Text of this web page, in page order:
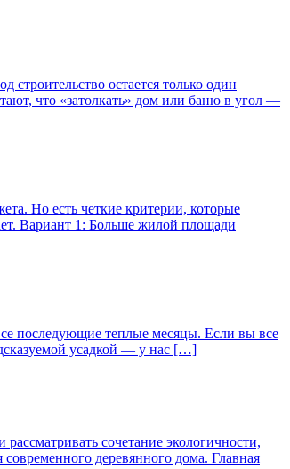
остается только один
что «затолкать» дом или баню в угол —
Но есть четкие критерии, которые
Вариант 1: Больше жилой площади
последующие теплые месяцы. Если вы все
усадкой — у нас […]
сочетание экологичности,
деревянного дома. Главная